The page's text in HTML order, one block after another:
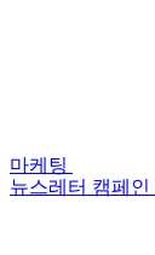
마케팅
뉴스레터 캠페인